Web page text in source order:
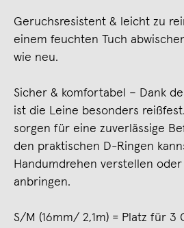
Geruchsresistent & leicht zu
einem feuchten Tuch
wie neu.
Sicher & komfortabel – Dank
ist die Leine besonders
sorgen für eine zuverlässige
den praktischen D-Ringen
Handumdrehen verstellen
anbringen.
S/M (16mm/ 2,1m) = Platz für 3